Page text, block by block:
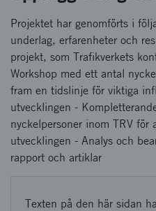
Projektet har genomförts i
underlag, erfarenheter och
projekt, som Trafikverkets
Workshop med ett antal
fram en tidslinje för viktiga
utvecklingen -
nyckelpersoner inom TRV för
utvecklingen - Analys och
rapport och artiklar
Texten på den här sidan